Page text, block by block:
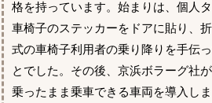
格を持っています。始まりは、個人
車椅子のステッカーをドアに貼り、
式の車椅子利用者の乗り降りを手伝
とでした。その後、京浜ボラーグ社
乗ったまま乗車できる車両を導入し